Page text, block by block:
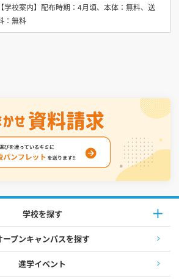
【学校案内】配布時期：4月頃、本体：無料、送
：無料
学校を探す
ープンキャンパスを探す
進学イベント